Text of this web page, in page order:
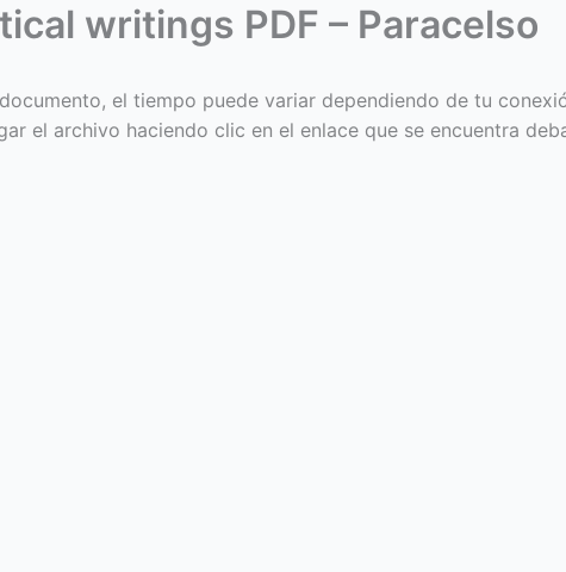
writings PDF – Paracelso
el tiempo puede variar dependiendo de tu
el archivo haciendo clic en el enlace que se encuentra